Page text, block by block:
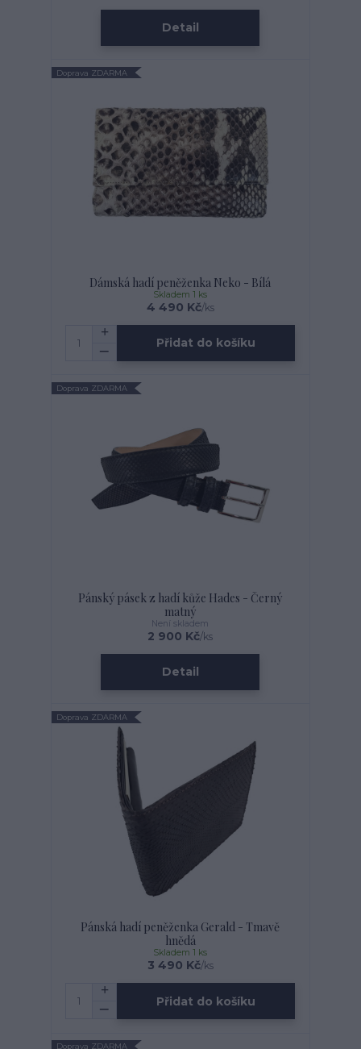
Detail
Doprava ZDARMA
Dámská hadí peněženka Neko - Bílá
4 490 Kč/ks
Skladem 1 ks
Přidat do košíku
Doprava ZDARMA
Pánský pásek z hadí kůže Hades - Černý
matný
2 900 Kč/ks
Není skladem
Detail
Doprava ZDARMA
Pánská hadí peněženka Gerald - Tmavě
hnědá
3 490 Kč/ks
Skladem 1 ks
Přidat do košíku
Doprava ZDARMA